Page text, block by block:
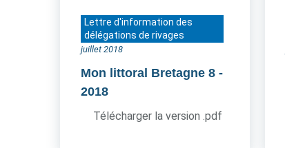
Lettre d'information des
délégations de rivages
juillet 2018
Mon littoral Bretagne 8 -
2018
Télécharger la version .pdf